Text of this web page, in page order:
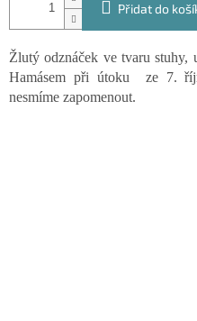
Přidat do
Žlutý odznáček ve tvaru stuhy,
Hamásem při útoku ze 7.
nesmíme zapomenout.